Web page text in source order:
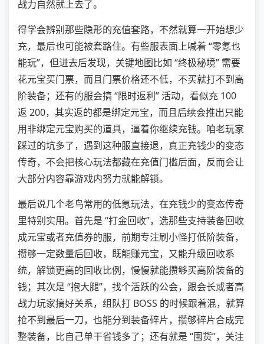
战力自然就上去了。
得学会辨别那些隐形的充值套路，不然就算一开始想少
充，最后也可能被套路住。有些服表面上喊着 “零氪也
能玩”，但进去后发现，关键地图比如 “终极秘境” 需要
花元宝买门票，而且门票价格还不低，不买就打不到高
阶装备；还有的服会搞 “限时返利” 活动，看似充 100
返 200，其实返的都是绑定元宝，而且后续会推出只能
用非绑定元宝购买的道具，逼着你继续充钱。咱老玩家
踩过的坑多了，遇到这种服直接退，真正充钱少的变态
传奇，不会把核心玩法都藏在充值门槛后面，反而会让
大部分内容靠游戏内努力就能解锁。
最后说几个老鸟常用的低氪玩法，在充钱少的变态传奇
里特别实用。首先是 “打金回收”，选那些支持装备回收
成元宝或者充值券的服，前期专注刷小怪打低阶装备，
攒够一定数量后回收，既能赚元宝，又能升级回收系
统，解锁更高的回收比例，慢慢就能攒够买高阶装备的
钱；其次是 “抱大腿”，找个活跃的公会，跟会长或者高
战力玩家搞好关系，组队打 BOSS 的时候跟着混，就算
抢不到最后一刀，也能分到装备碎片，攒够碎片合成完
整装备，比自己单干省钱多了；还有就是 “囤货”，关注